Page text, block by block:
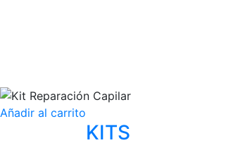
Añadir al carrito
KITS